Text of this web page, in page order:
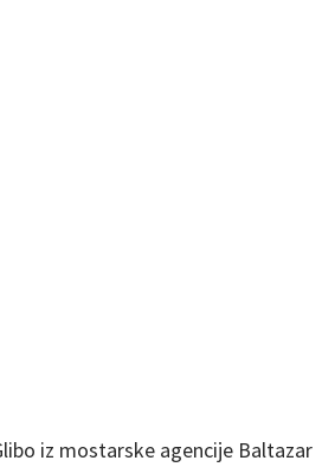
iz mostarske agencije Baltazar